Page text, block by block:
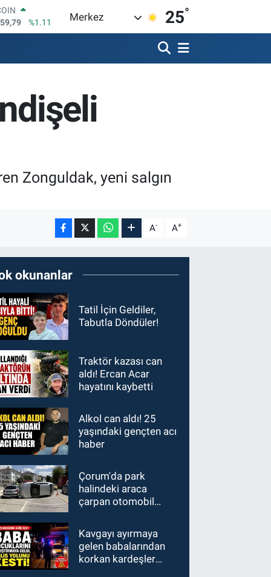
%0.18
%0.03
%-14
Merkez 25°
Zonguldak, yeni salgın
A- A+
okunanlar
Tatil İçin Geldiler,
Tabutla Döndüler!
Traktör kazası can
aldı! Ercan Acar
hayatını kaybetti
Alkol can aldı! 25
yaşındaki gençten acı
haber
Çorum'da park
halindeki araca
çarpan otomobil
Kavgayı ayırmaya
gelen babalarından
korkan kardeşler